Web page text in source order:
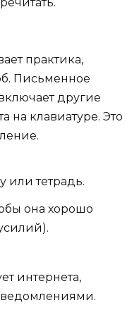
практика,
Письменное
другие
на клавиатуре. Это
или тетрадь.
она хорошо
интернета,